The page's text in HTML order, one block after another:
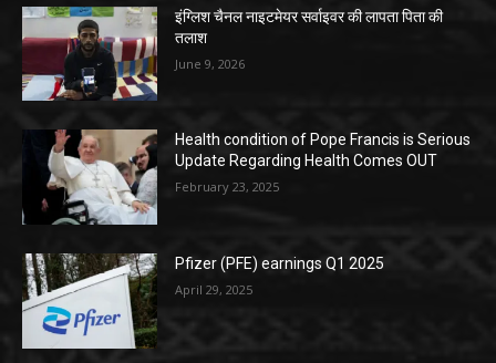
इंग्लिश चैनल नाइटमेयर सर्वाइवर की लापता पिता की
तलाश
June 9, 2026
Health condition of Pope Francis is Serious
Update Regarding Health Comes OUT
February 23, 2025
Pfizer (PFE) earnings Q1 2025
April 29, 2025